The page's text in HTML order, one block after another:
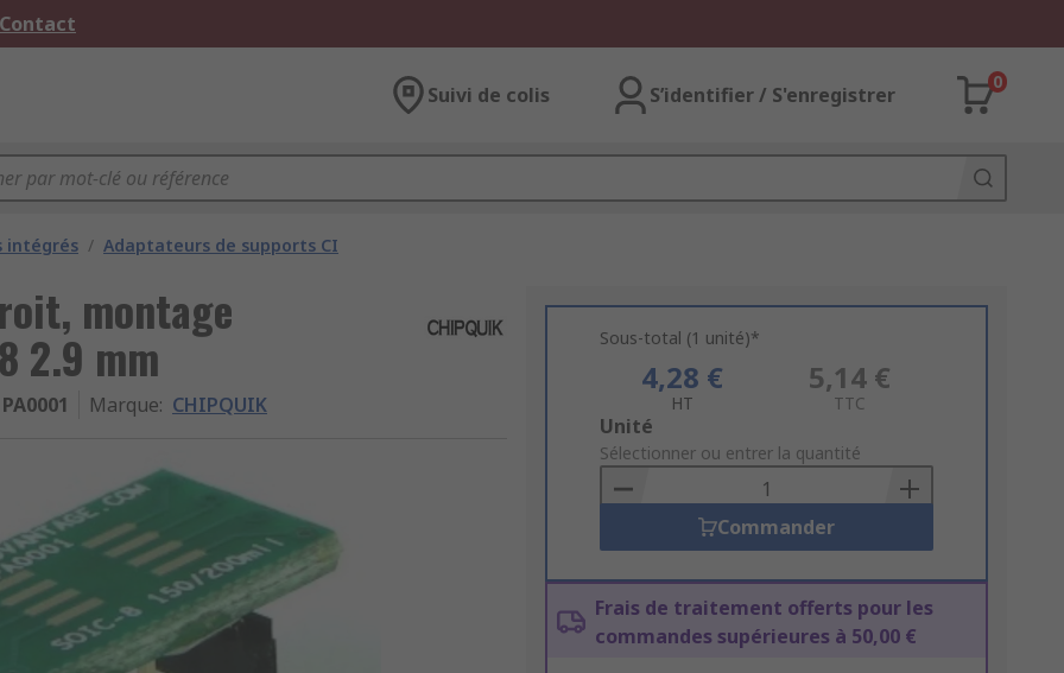
Suivi de colis S’identifier / S'enregistrer
0
intégrés / Adaptateurs de supports CI
montage
2.9 mm
PA0001 Marque: CHIPQUIK
Sous-total (1 unité)*
4,28 €
HT
5,14 €
TTC
Add
to
Basket
Unité
Sélectionner ou entrer la quantité
Commander
Frais de traitement offerts pour les
commandes supérieures à 50,00 €